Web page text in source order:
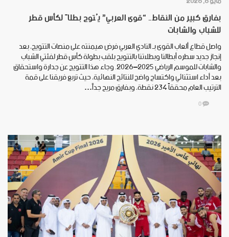
بفارق كبير من النقاط.. “قوى العربي” يُتوج بطلاً لكأس قطر
للشباب والشابات
واصل قطاع ألعاب القوى بـ النادي العربي فرض هيمنته على منصات التتويج، بعد
إنجاز جديد سطره أبطالنا وبطلاتنا بالتتويج بلقب بطولة كأس قطر لفئتي الشباب
والشابات للموسم الرياضي 2025–2026. ​وجاء هذا التتويج عن جدارة واستحقاق
بعد أداء استثنائي واكتساح واضح للنتائج النهائية، حيث تربع فريقنا على قمة
الترتيب العام محققاً 234 نقطة، وبفارق مريح جداً…
0